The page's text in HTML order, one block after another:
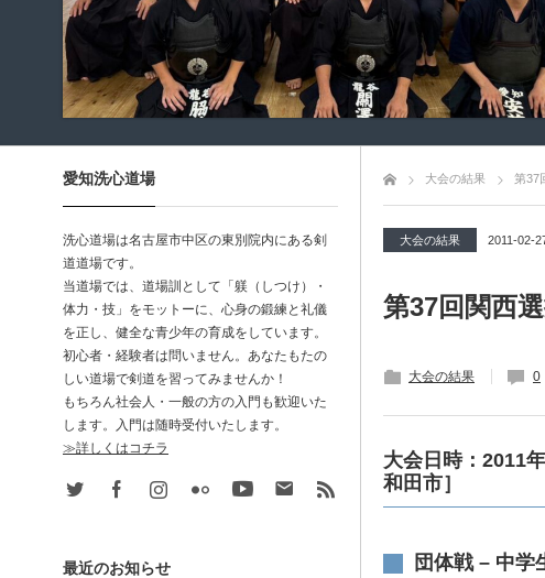
大会の結果 第37
大会の結果 2011-02-
第37回関西
大会の結果 0
大会日時：2011
和田市］
団体戦 – 中
愛知洗心道場
洗心道場は名古屋市中区の東別院内にある剣
道道場です。
当道場では、道場訓として「躾（しつけ）・
体力・技」をモットーに、心身の鍛練と礼儀
を正し、健全な青少年の育成をしています。
初心者・経験者は問いません。あなたもたの
しい道場で剣道を習ってみませんか！
もちろん社会人・一般の方の入門も歓迎いた
します。入門は随時受付いたします。
≫詳しくはコチラ
Twitter FacebookInstagramFlickr Youtube Contact
最近のお知らせ